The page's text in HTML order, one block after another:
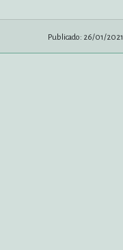
Publicado: 26/01/2021